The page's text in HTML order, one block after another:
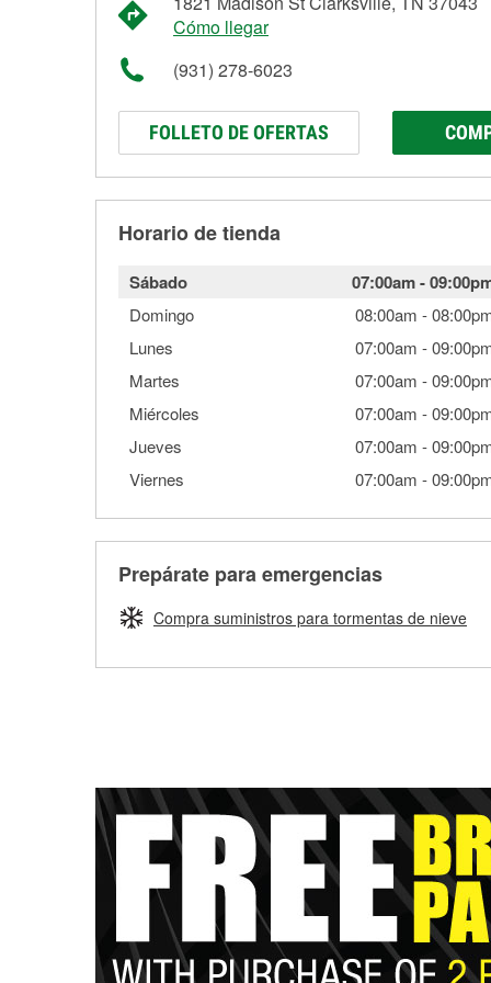
Cómo llegar
(931) 278-6023
FOLLETO DE OFERTAS
Horario de tienda
Sábado 07:00am-
Domingo 08:00am -
Lunes
07:00am -
Martes
07:00am -
Miércoles
07:00am -
Jueves
07:00am -
Viernes
07:00am -
Prepárate para emergencias
Compra suministros para tormentas de nieve